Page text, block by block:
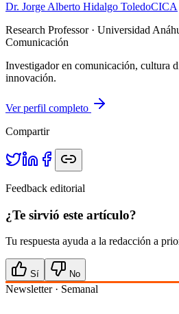
Dr. Jorge Alberto Hidalgo ToledoCICA
Research Professor· Universidad
Comunicación
Investigador en comunicación, cultura
innovación.
Ver perfil completo
Compartir
Feedback editorial
¿Te sirvió este artículo?
Tu respuesta ayuda a la redacción a
Sí No
Newsletter · Semanal